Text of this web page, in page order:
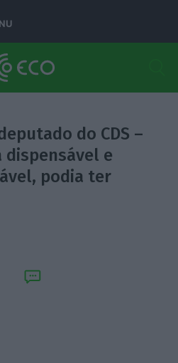
do CDS –
dispensável e
podia ter